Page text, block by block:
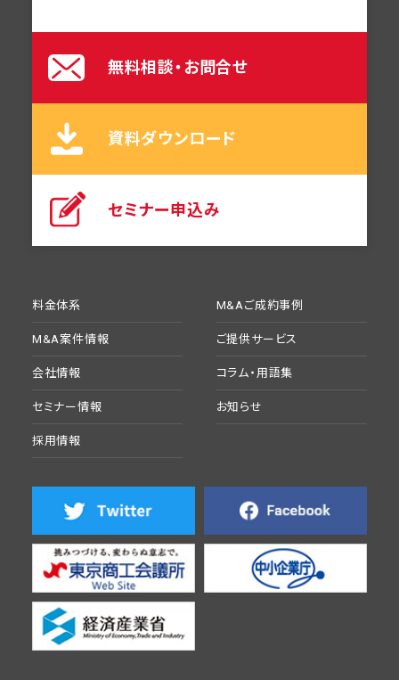
料金体系 M&Aご成約事例
M&A案件情報 ご提供サービス
会社情報 コラム・用語集
セミナー情報 お知らせ
採用情報
無料相談・お問合せ
資料ダウンロード
セミナー申込み